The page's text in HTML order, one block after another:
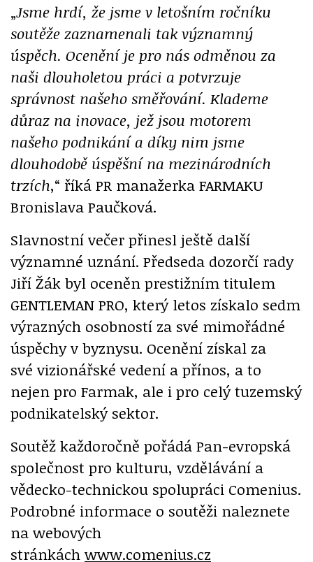
„Jsme hrdí, že jsme v letošním ročníku
soutěže zaznamenali tak významný
úspěch. Ocenění je pro nás odměnou za
naši dlouholetou práci a potvrzuje
správnost našeho směřování. Klademe
důraz na inovace, jež jsou motorem
našeho podnikání a díky nim jsme
dlouhodobě úspěšní na mezinárodních
trzích,“ říká PR manažerka FARMAKU
Bronislava Paučková.
Slavnostní večer přinesl ještě další
významné uznání. Předseda dozorčí rady
Jiří Žák byl oceněn prestižním titulem
GENTLEMAN PRO, který letos získalo sedm
výrazných osobností za své mimořádné
úspěchy v byznysu. Ocenění získal za
své vizionářské vedení a přínos, a to
nejen pro Farmak, ale i pro celý tuzemský
podnikatelský sektor.
Soutěž každoročně pořádá Pan-evropská
společnost pro kulturu, vzdělávání a
vědecko-technickou spolupráci Comenius.
Podrobné informace o soutěži naleznete
na webových
stránkách www.comenius.cz